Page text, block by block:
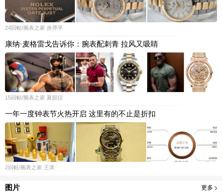
24回帖/腕表之家 炎弹平
康纳·麦格雷戈告诉你：腕表配刺青 拉风又吸睛
15回帖/腕表之家 夏韶仪
一年一度钟表节火热开启 这里有的不止是折扣
2回帖/腕表之家 王涛
图片 更多